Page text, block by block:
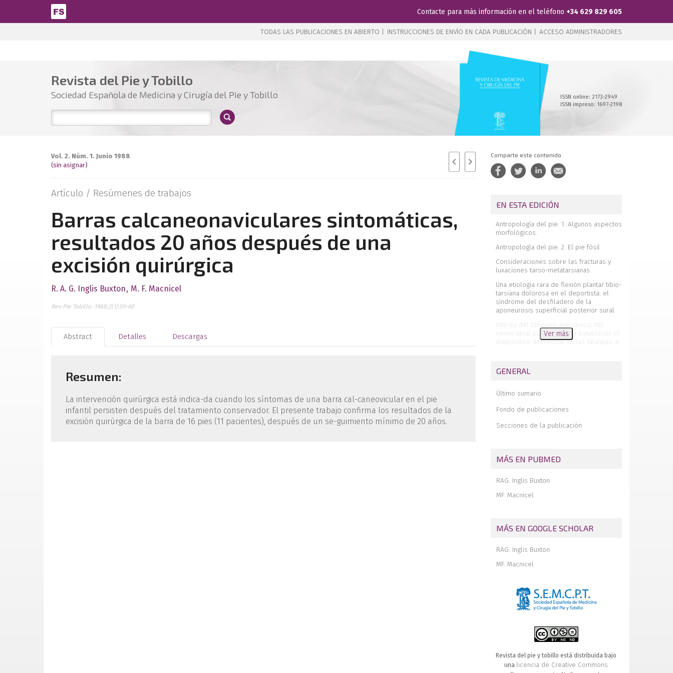
Pasar al contenido principal
Contacte para más información en el teléfono +34 629 829 605
TODAS LAS PUBLICACIONES EN ABIERTO | INSTRUCCIONES DE ENVÍO EN CADA PUBLICACIÓN | ACCESO ADMINISTRADORES
Revista del Pie y Tobillo
Sociedad Española de Medicina y Cirugía del Pie y Tobillo
ISSN online: 2173-2949
ISSN impreso: 1697-2198
Vol. 2. Núm. 1. Junio 1988
(sin asignar)
Artículo / Resúmenes de trabajos
Barras calcaneonaviculares sintomáticas,
resultados 20 años después de una
excisión quirúrgica
R. A. G. Inglis Buxton M. F. Macnicel
Rev Pie Tobillo. 1988;2(1):59-60
Abstract Detalles Descargas
Resumen:
La intervención quirúrgica está indica-da cuando los síntomas de una barra cal-caneovicular en el pie
infantil persisten después del tratamiento conservador. El presente trabajo confirma los resultados de la
excisión quirúrgica de la barra de 16 pies (11 pacientes), después de un se-guimiento mínimo de 20 años.
Comparte este contenido
EN ESTA EDICIÓN
Antropología del pie. 1. Algunos aspectos
morfológicos.
Antropología del pie. 2. El pie fósil
Consideraciones sobre las fracturas y
luxaciones tarso-metatarsianas
Una etiología rara de flexión plantar tibio-
tarsiana dolorosa en el deportista: el
síndrome del desfiladero de la
aponeurosis superficial posterior sural
Interés del bloqueo anestésico del
nervio tibial posterior para establecer el
diagnóstico diferencial en las talalgias. A
amputaciones del pie
distal de la tibia. Comunicación de un
ligamentoplastia de tobillo utilizando el
Tratamiento artroscópico de las lesiones
Ver más
GENERAL
Último sumario
Fondo de publicaciones
Secciones de la publicación
MÁS EN PUBMED
RAG. Inglis Buxton
MF. Macnicel
MÁS EN GOOGLE SCHOLAR
RAG. Inglis Buxton
MF. Macnicel
Revista del pie y tobillo está distribuida bajo
una licencia de Creative Commons